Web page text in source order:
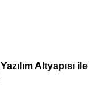
Yazılım Altyapısı ile